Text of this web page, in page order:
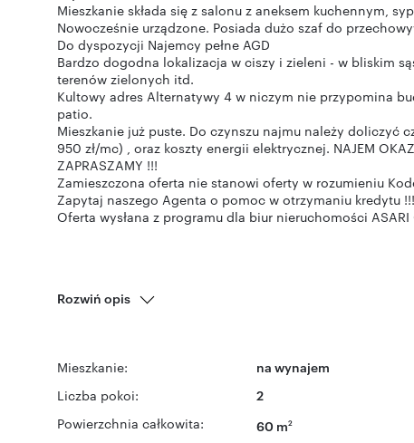
Mieszkanie składa się z salonu z aneksem kuchennym,
Nowocześnie urządzone. Posiada dużo szaf do
Do dyspozycji Najemcy pełne AGD
Bardzo dogodna lokalizacja w ciszy i zieleni - w bliskim
terenów zielonych itd.
Kultowy adres Alternatywy 4 w niczym nie przypomina
patio.
Mieszkanie już puste. Do czynszu najmu należy doliczyć
950 zł/mc) , oraz koszty energii elektrycznej. NAJEM
ZAPRASZAMY !!!
Zamieszczona oferta nie stanowi oferty w rozumieniu
Zapytaj naszego Agenta o pomoc w otrzymaniu kredytu !!!
Oferta wysłana z programu dla biur nieruchomości ASARI
Rozwiń opis
Mieszkanie: na wynajem
Liczba pokoi: 2
Powierzchnia całkowita: 60 m2